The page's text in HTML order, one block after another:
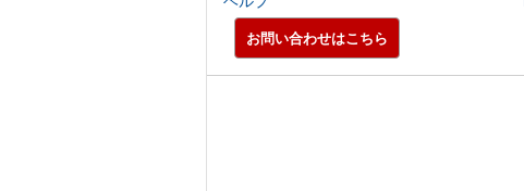
お問い合わせはこちら